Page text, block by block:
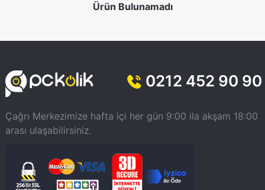
Ürün Bulunamadı
0212 452 90 90
Çağrı Merkezimize hafta içi her gün 9:00 ila akşam 18:00
arası ulaşabilirsiniz.